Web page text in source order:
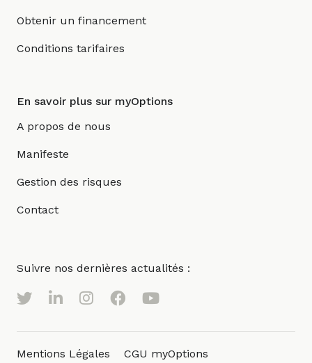
Obtenir un financement
Conditions tarifaires
En savoir plus sur myOptions
A propos de nous
Manifeste
Gestion des risques
Contact
Suivre nos dernières actualités :
Mentions Légales
CGU myOptions